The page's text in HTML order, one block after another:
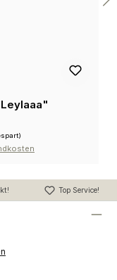
Top Service!